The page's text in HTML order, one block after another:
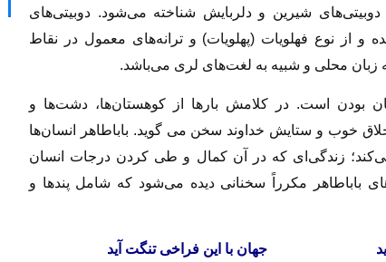
دوبیتی‌های شیرین و دلربایش شناخته می‌شود. دوبیتی‌های
و از نوع فهلویات (پهلویات) و ترانه‌های معمول در نقاط
زبان محلی و شبیه به لغت‌های لری می‌باشد.
بودن است. در کلامش بارها از کوهستان‌ها، دشت‌ها و
خوب و ستایش خداوند سخن می گوید. باباطاهر انسان‌ها
زندگی‌ای که در آن کمال و طی کردن درجات انسان
باباطاهر مکرراً سخنانی دیده می‌شود که شامل پندها و
سنگت آیدجهان با این فراخی تنگت آید